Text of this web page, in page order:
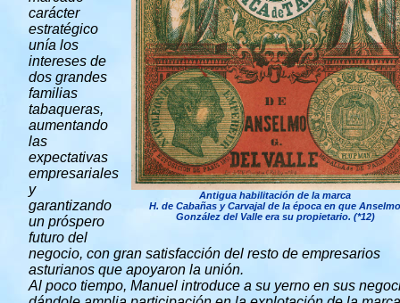
Antigua habilitación de la marca
H. de Cabañas y Carvajal de la época en que Anselmo
González del Valle era su propietario. (*12)
carácter
estratégico
unía los
intereses de
dos grandes
familias
tabaqueras,
aumentando
las
expectativas
empresariales
y
garantizando
un próspero
futuro del
negocio, con gran satisfacción del resto de empresarios
asturianos que apoyaron la unión.
Al poco tiempo, Manuel introduce a su yerno en sus